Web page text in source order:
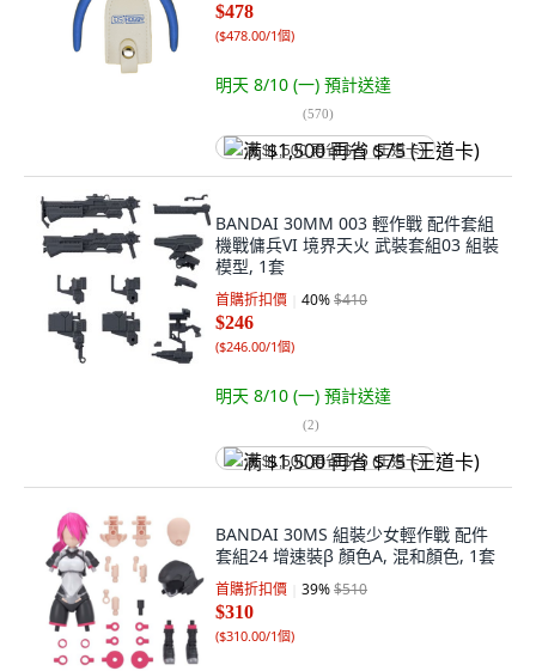
$478
($478.00/1個)
明天 8/10 (一) 預計送達
(570)
满 $1,500 再省 $75 (王道卡)
BANDAI 30MM 003 輕作戰 配件套組
機戰傭兵VI 境界天火 武裝套組03 組裝
模型, 1套
首購折扣價 40%$410
$246
($246.00/1個)
明天 8/10 (一) 預計送達
(2)
满 $1,500 再省 $75 (王道卡)
BANDAI 30MS 組裝少女輕作戰 配件
套組24 增速裝β 顏色A, 混和顏色, 1套
首購折扣價 39%$510
$310
($310.00/1個)